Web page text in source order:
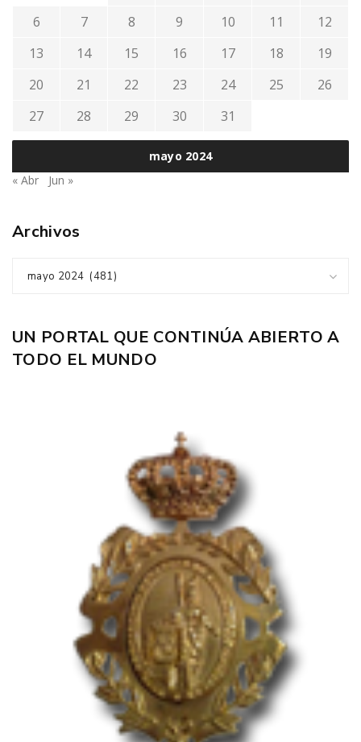
mayo 2024
6
7 8 9 10 11
12
13
14 15 16 17 18
19
20
21 22 23 24 25
26
27
28 29 30 31
« Abr Jun »
Archivos
mayo 2024 (481)
UN PORTAL QUE CONTINÚA ABIERTO A
TODO EL MUNDO